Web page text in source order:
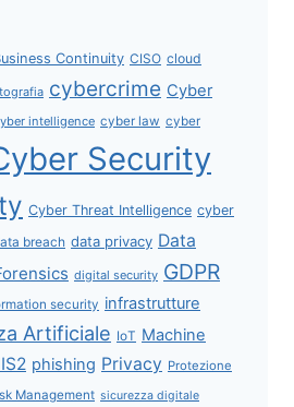
Continuity CISO cloud
cybercrime Cyber
intelligence cyber law cyber
Security
Cyber Threat Intelligence cyber
breach data privacy Data
digital security GDPR
security infrastrutture
Artificiale IoT Machine
phishing Privacy Protezione
Management sicurezza digitale